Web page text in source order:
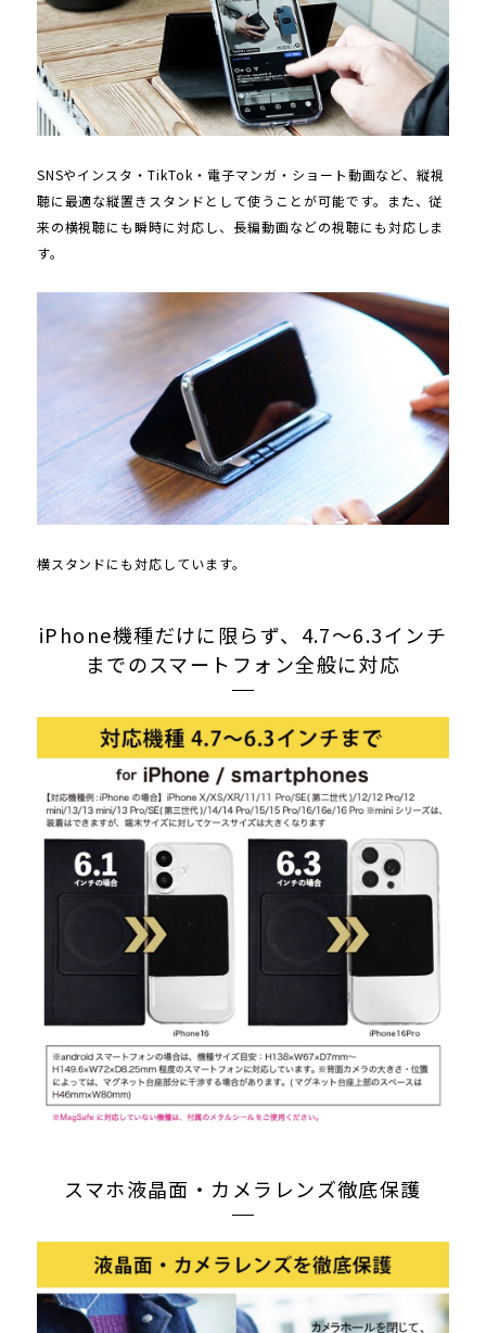
SNSやインスタ・TikTok・電子マンガ・ショート動画など、縦視
聴に最適な縦置きスタンドとして使うことが可能です。また、従
来の横視聴にも瞬時に対応し、長編動画などの視聴にも対応しま
す。
横スタンドにも対応しています。
iPhone機種だけに限らず、4.7〜6.3インチ
までのスマートフォン全般に対応
スマホ液晶面・カメラレンズ徹底保護